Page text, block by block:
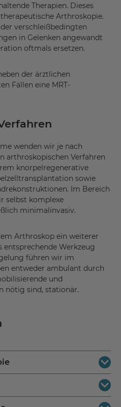
Therapien. Dieses
Arthroskopie.
verschleißbedingten
in Gelenken angewandt
oftmals ersetzen.
der ärztlichen
Fällen eine MRT-
wenden wir je nach
arthroskopischen Verfahren
knorpelregenerative
sowie
Im Bereich
selbst komplexe
minimalinvasiv.
Arthroskop ein weiterer
entsprechende Werkzeug
führen wir im
entweder ambulant durch
und
nötig sind, stationär.
ist das am weitesten
Wir behandeln so